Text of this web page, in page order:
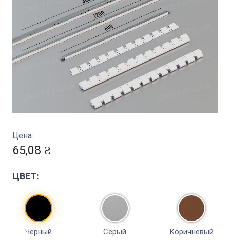
Цена:
65,08 ₴
ЦВЕТ:
Черный Серый Коричневый